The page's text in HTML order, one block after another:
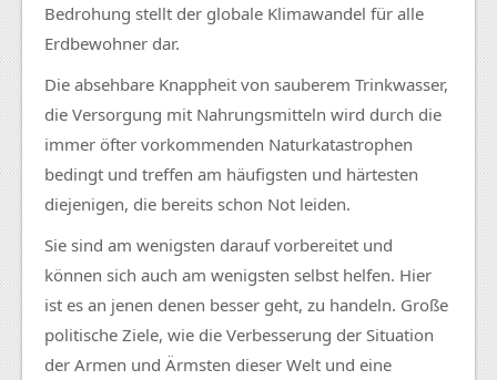
Bedrohung stellt der globale Klimawandel für alle
Erdbewohner dar.
Die absehbare Knappheit von sauberem Trinkwasser,
die Versorgung mit Nahrungsmitteln wird durch die
immer öfter vorkommenden Naturkatastrophen
bedingt und treffen am häufigsten und härtesten
diejenigen, die bereits schon Not leiden.
Sie sind am wenigsten darauf vorbereitet und
können sich auch am wenigsten selbst helfen. Hier
ist es an jenen denen besser geht, zu handeln. Große
politische Ziele, wie die Verbesserung der Situation
der Armen und Ärmsten dieser Welt und eine